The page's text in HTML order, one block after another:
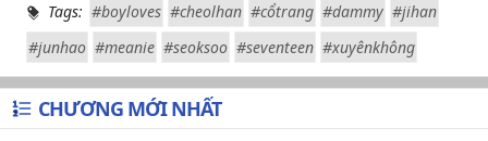
Tags: #boyloves #cheolhan #cổtrang #dammy #jihan
#junhao #meanie #seoksoo #seventeen #xuyênkhông
CHƯƠNG MỚI NHẤT